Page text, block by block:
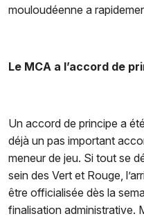
mouloudéenne a
Le MCA a l’accord de
Un accord de principe a
déjà un pas important
meneur de jeu. Si tout se
sein des Vert et Rouge,
être officialisée dès la
finalisation administrative.